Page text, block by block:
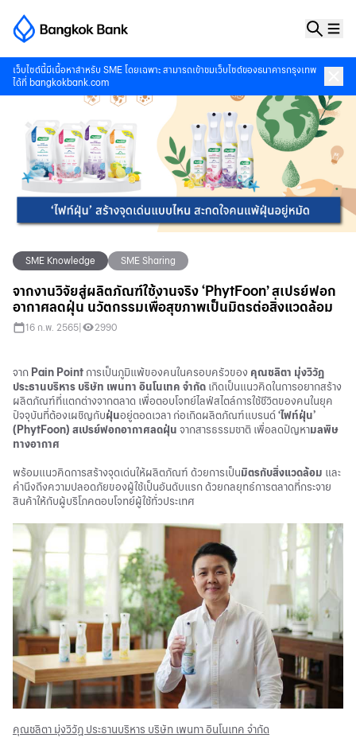
เว็บไซต์นี้มีเนื้อหาสำหรับ SME โดยเฉพาะ สามารถเข้าชมเว็บไซต์ของธนาคารกรุงเทพ
ได้ที่ bangkokbank.com
SME Knowledge SME Sharing
จากงานวิจัยสู่ผลิตภัณฑ์ใช้งานจริง ‘PhytFoon’ สเปรย์ฟอก
อากาศลดฝุ่น นวัตกรรมเพื่อสุขภาพเป็นมิตรต่อสิ่งแวดล้อม
16 ก.พ. 2565 2990
จาก Pain Point การเป็นภูมิแพ้ของคนในครอบครัวของ คุณชลิตา มุ่งวิวัฏ
ประธานบริหาร บริษัท เพนทา อินโนเทค จำกัด เกิดเป็นแนวคิดในการอยากสร้าง
ผลิตภัณฑ์ที่แตกต่างจากตลาด เพื่อตอบโจทย์ไลฟ์สไตล์การใช้ชีวิตของคนในยุค
ปัจจุบันที่ต้องเผชิญกับฝุ่นอยู่ตอดเวลา ก่อเกิดผลิตภัณฑ์แบรนด์‘ไฟท์ฝุ่น’
(PhytFoon) สเปรย์ฟอกอากาศลดฝุ่น จากสารธรรมชาติ เพื่อลดปัญหามลพิษ
ทางอากาศ
พร้อมแนวคิดการสร้างจุดเด่นให้ผลิตภัณฑ์ ด้วยการเป็นมิตรกับสิ่งแวดล้อม และ
คำนึงถึงความปลอดภัยของผู้ใช้เป็นอันดับแรก ด้วยกลยุทธ์การตลาดที่กระจาย
สินค้าให้กับผู้บริโภคตอบโจทย์ผู้ใช้ทั่วประเทศ
คุณชลิตา มุ่งวิวัฏ ประธานบริหาร บริษัท เพนทา อินโนเทค จำกัด